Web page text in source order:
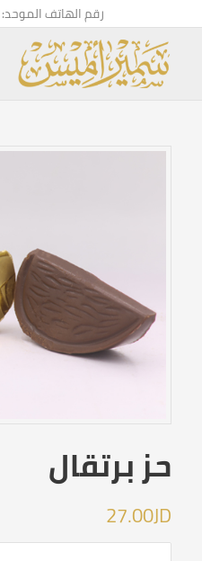
رقم الهاتف الموحد:
حز برتقال
27.00JD